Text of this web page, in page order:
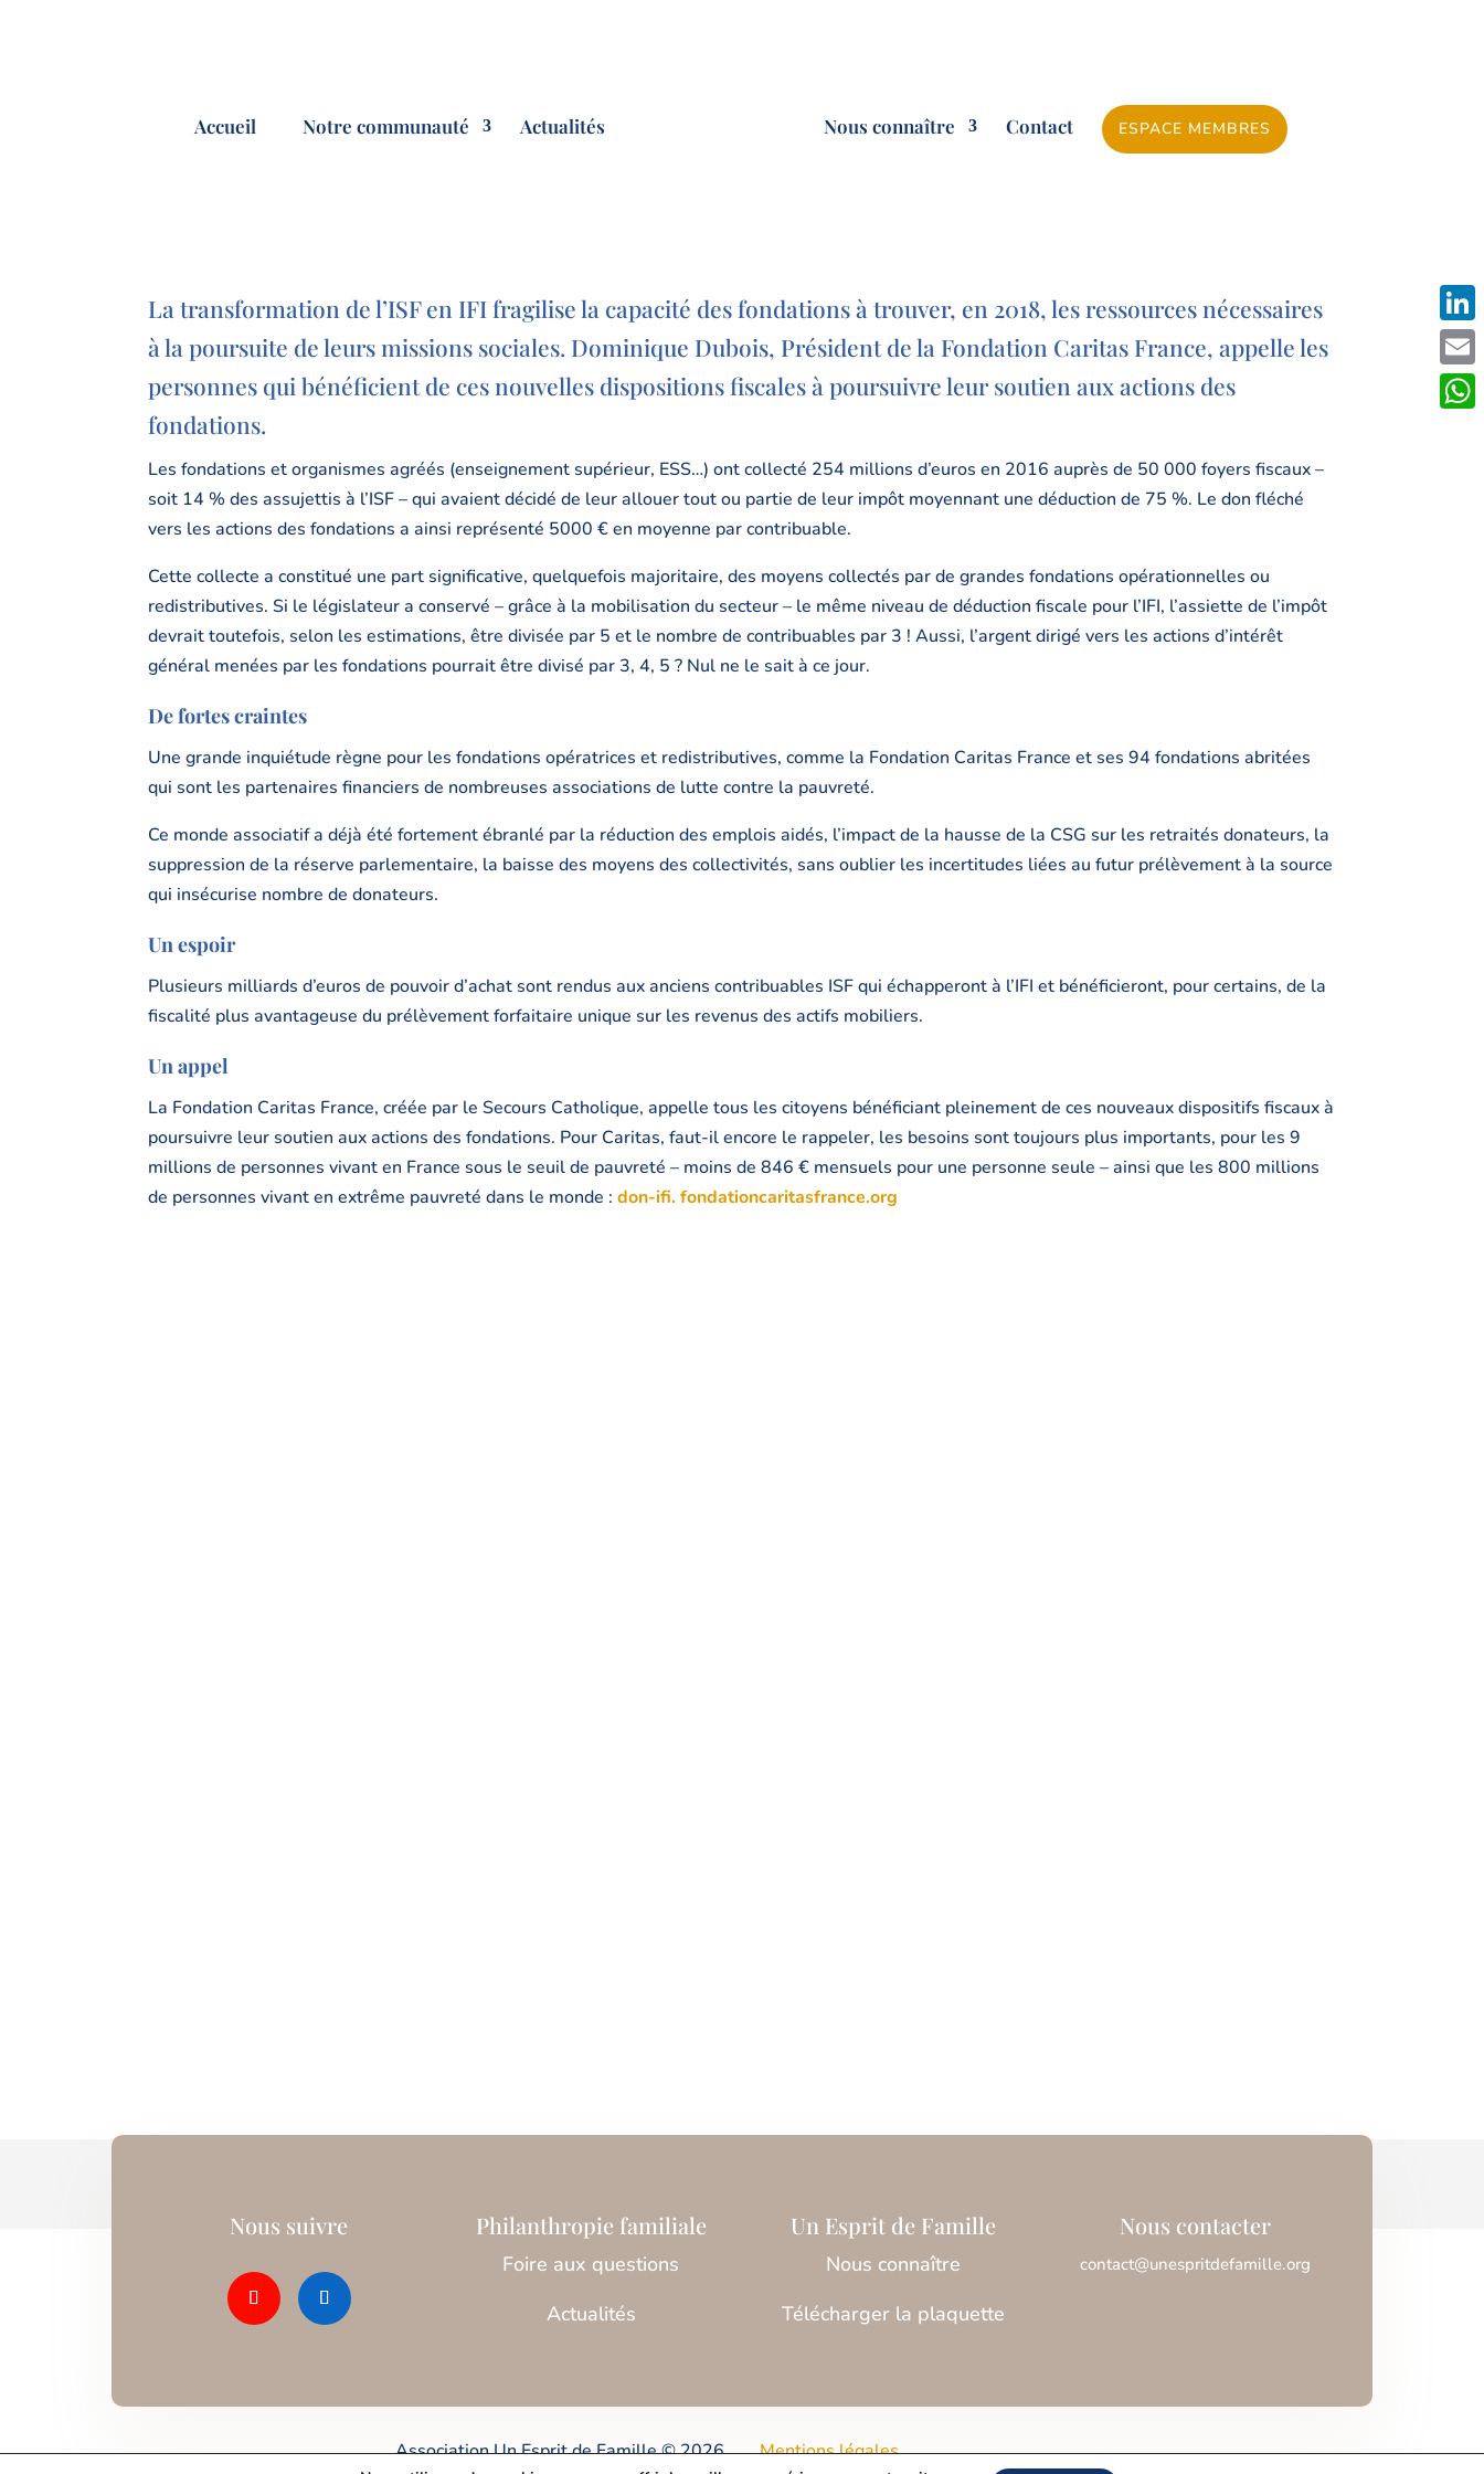
Accueil Notre communauté Actualités Nous connaître Contact ESPACE MEMBRES
La transformation de l’ISF en IFI fragilise la capacité des fondations à trouver, en 2018, les ressources nécessaires
à la poursuite de leurs missions sociales. Dominique Dubois, Président de la Fondation Caritas France, appelle les
personnes qui bénéficient de ces nouvelles dispositions fiscales à poursuivre leur soutien aux actions des
fondations.
Les fondations et organismes agréés (enseignement supérieur, ESS…) ont collecté 254 millions d’euros en 2016 auprès de 50 000 foyers fiscaux –
soit 14 % des assujettis à l’ISF – qui avaient décidé de leur allouer tout ou partie de leur impôt moyennant une déduction de 75 %. Le don fléché
vers les actions des fondations a ainsi représenté 5000 € en moyenne par contribuable.
Cette collecte a constitué une part significative, quelquefois majoritaire, des moyens collectés par de grandes fondations opérationnelles ou
redistributives. Si le législateur a conservé – grâce à la mobilisation du secteur – le même niveau de déduction fiscale pour l’IFI, l’assiette de l’impôt
devrait toutefois, selon les estimations, être divisée par 5 et le nombre de contribuables par 3 ! Aussi, l’argent dirigé vers les actions d’intérêt
général menées par les fondations pourrait être divisé par 3, 4, 5 ? Nul ne le sait à ce jour.
De fortes craintes
Une grande inquiétude règne pour les fondations opératrices et redistributives, comme la Fondation Caritas France et ses 94 fondations abritées
qui sont les partenaires financiers de nombreuses associations de lutte contre la pauvreté.
Ce monde associatif a déjà été fortement ébranlé par la réduction des emplois aidés, l’impact de la hausse de la CSG sur les retraités donateurs, la
suppression de la réserve parlementaire, la baisse des moyens des collectivités, sans oublier les incertitudes liées au futur prélèvement à la source
qui insécurise nombre de donateurs.
Un espoir
Plusieurs milliards d’euros de pouvoir d’achat sont rendus aux anciens contribuables ISF qui échapperont à l’IFI et bénéficieront, pour certains, de la
fiscalité plus avantageuse du prélèvement forfaitaire unique sur les revenus des actifs mobiliers.
Un appel
La Fondation Caritas France, créée par le Secours Catholique, appelle tous les citoyens bénéficiant pleinement de ces nouveaux dispositifs fiscaux à
poursuivre leur soutien aux actions des fondations. Pour Caritas, faut-il encore le rappeler, les besoins sont toujours plus importants, pour les 9
millions de personnes vivant en France sous le seuil de pauvreté – moins de 846 € mensuels pour une personne seule – ainsi que les 800 millions
de personnes vivant en extrême pauvreté dans le monde :don-ifi. fondationcaritasfrance.org
Nous suivre Philanthropie familiale
Foire aux questions
Actualités
Un Esprit de Famille
Nous connaître
Télécharger la plaquette
Nous contacter
contact@unespritdefamille.org
Association Un Esprit de Famille © 2026 Mentions légales
Email